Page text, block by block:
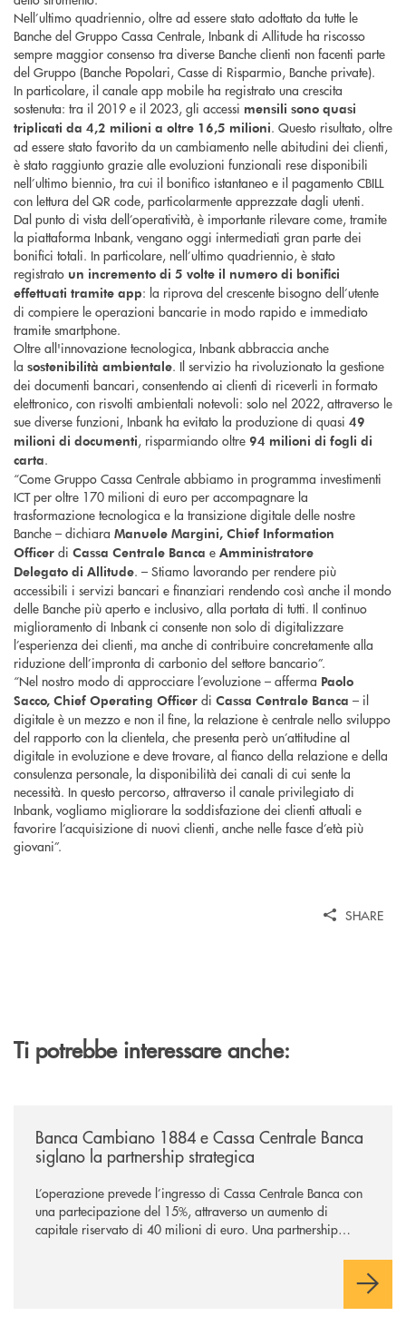
Nell’ultimo quadriennio, oltre ad essere stato adottato da tutte le
Banche del Gruppo Cassa Centrale, Inbank di Allitude ha riscosso
sempre maggior consenso tra diverse Banche clienti non facenti parte
del Gruppo (Banche Popolari, Casse di Risparmio, Banche private).
In particolare, il canale app mobile ha registrato una crescita
sostenuta: tra il 2019 e il 2023, gli accessi mensili sono quasi
triplicati da 4,2 milioni a oltre 16,5 milioni. Questo risultato, oltre
ad essere stato favorito da un cambiamento nelle abitudini dei clienti,
è stato raggiunto grazie alle evoluzioni funzionali rese disponibili
nell’ultimo biennio, tra cui il bonifico istantaneo e il pagamento CBILL
con lettura del QR code, particolarmente apprezzate dagli utenti.
Dal punto di vista dell’operatività, è importante rilevare come, tramite
la piattaforma Inbank, vengano oggi intermediati gran parte dei
bonifici totali. In particolare, nell’ultimo quadriennio, è stato
registrato un incremento di 5 volte il numero di bonifici
effettuati tramite app: la riprova del crescente bisogno dell’utente
di compiere le operazioni bancarie in modo rapido e immediato
tramite smartphone.
Oltre all'innovazione tecnologica, Inbank abbraccia anche
la sostenibilità ambientale. Il servizio ha rivoluzionato la gestione
dei documenti bancari, consentendo ai clienti di riceverli in formato
elettronico, con risvolti ambientali notevoli: solo nel 2022, attraverso le
sue diverse funzioni, Inbank ha evitato la produzione di quasi 49
milioni di documenti, risparmiando oltre 94 milioni di fogli di
carta.
“Come Gruppo Cassa Centrale abbiamo in programma investimenti
ICT per oltre 170 milioni di euro per accompagnare la
trasformazione tecnologica e la transizione digitale delle nostre
Banche – dichiara Manuele Margini, Chief Information
Officer di Cassa Centrale Banca e Amministratore
Delegato di Allitude. – Stiamo lavorando per rendere più
accessibili i servizi bancari e finanziari rendendo così anche il mondo
delle Banche più aperto e inclusivo, alla portata di tutti. Il continuo
miglioramento di Inbank ci consente non solo di digitalizzare
l’esperienza dei clienti, ma anche di contribuire concretamente alla
riduzione dell’impronta di carbonio del settore bancario”.
“Nel nostro modo di approcciare l’evoluzione – afferma Paolo
Sacco, Chief Operating Officer di Cassa Centrale Banca – il
digitale è un mezzo e non il fine, la relazione è centrale nello sviluppo
del rapporto con la clientela, che presenta però un’attitudine al
digitale in evoluzione e deve trovare, al fianco della relazione e della
consulenza personale, la disponibilità dei canali di cui sente la
necessità. In questo percorso, attraverso il canale privilegiato di
Inbank, vogliamo migliorare la soddisfazione dei clienti attuali e
favorire l’acquisizione di nuovi clienti, anche nelle fasce d’età più
giovani”.
SHARE
Ti potrebbe interessare anche:
Banca Cambiano 1884 e Cassa Centrale Banca
siglano la partnership strategica
L’operazione prevede l’ingresso di Cassa Centrale Banca con
una partecipazione del 15%, attraverso un aumento di
capitale riservato di 40 milioni di euro. Una partnership
comuni e sulla prossimità ai territori, per ampliare l’offerta e